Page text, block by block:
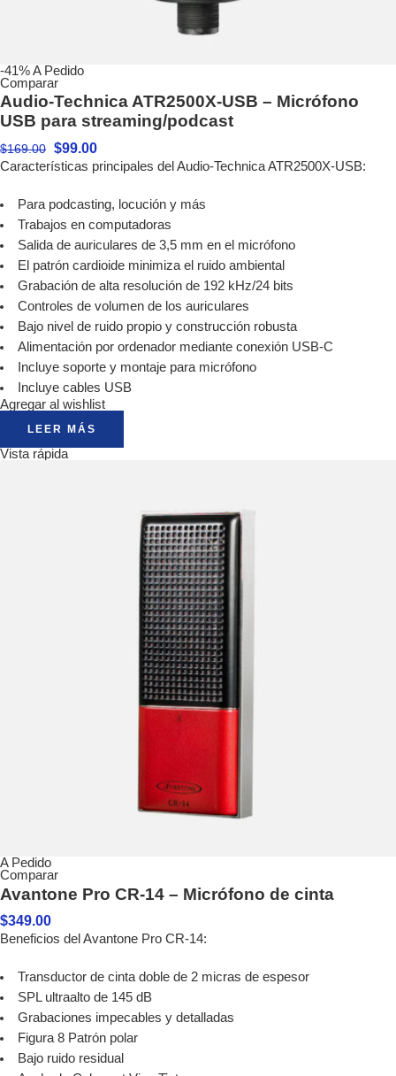
-41%A Pedido
Comparar
Audio-Technica ATR2500X-USB – Micrófono
USB para streaming/podcast
$169.00 $99.00
Características principales del Audio-Technica ATR2500X-USB:
Para podcasting, locución y más
Trabajos en computadoras
Salida de auriculares de 3,5 mm en el micrófono
El patrón cardioide minimiza el ruido ambiental
Grabación de alta resolución de 192 kHz/24 bits
Controles de volumen de los auriculares
Bajo nivel de ruido propio y construcción robusta
Alimentación por ordenador mediante conexión USB-C
Incluye soporte y montaje para micrófono
Incluye cables USB
Agregar al wishlist
LEER MÁS
Vista rápida
A Pedido
Comparar
Avantone Pro CR-14 – Micrófono de cinta
$349.00
Beneficios del Avantone Pro CR-14:
Transductor de cinta doble de 2 micras de espesor
SPL ultraalto de 145 dB
Grabaciones impecables y detalladas
Figura 8 Patrón polar
Bajo ruido residual